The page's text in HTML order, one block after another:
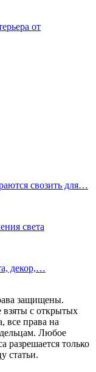
от
свозить для…
света
декор,…
защищены.
взяты с открытых
все права на
Любое
разрешается только
статьи.